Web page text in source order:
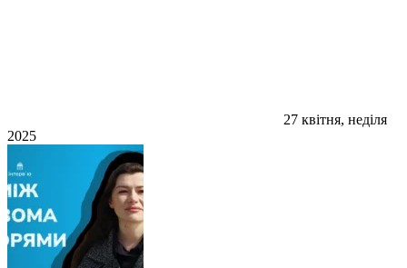
27 квітня, неділя
2025